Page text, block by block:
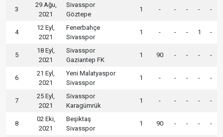
3
29 Ağu,
2021
Sivasspor
Göztepe
1 - - - - -
4
12 Eyl,
2021
Fenerbahçe
Sivasspor
1 - - - 1 -
5
18 Eyl,
2021
Sivasspor
Gaziantep FK
1 90 - - - -
6
21 Eyl,
2021
Yeni Malatyaspor
Sivasspor
1 - - - - -
7
25 Eyl,
2021
Sivasspor
Karagümrük
1 - - - - -
8
02 Eki,
2021
Beşiktaş
Sivasspor
1 90 - - - -